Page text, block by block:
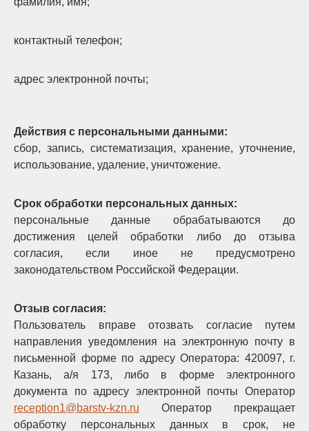
контактный телефон;
адрес электронной почты;
Действия с персональными данными:
сбор, запись, систематизация, хранение, уточнение,
использование, удаление, уничтожение.
Срок обработки персональных данных:
персональные данные обрабатываются до
достижения целей обработки либо до отзыва
согласия, если иное не предусмотрено
законодательством Российской Федерации.
Отзыв согласия:
Пользователь вправе отозвать согласие путем
направления уведомления на электронную почту в
письменной форме по адресу Оператора: 420097, г.
Казань, а/я 173, либо в форме электронного
документа по адресу электронной почты Оператор
reception1@barstv-kzn.ru Оператор прекращает
обработку персональных данных в срок, не